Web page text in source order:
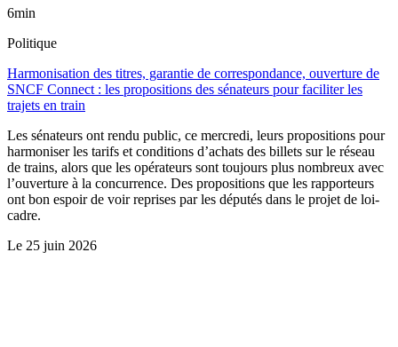
6min
Politique
Harmonisation des titres, garantie de correspondance, ouverture de
SNCF Connect : les propositions des sénateurs pour faciliter les
trajets en train
Les sénateurs ont rendu public, ce mercredi, leurs propositions pour
harmoniser les tarifs et conditions d’achats des billets sur le réseau
de trains, alors que les opérateurs sont toujours plus nombreux avec
l’ouverture à la concurrence. Des propositions que les rapporteurs
ont bon espoir de voir reprises par les députés dans le projet de loi-
cadre.
Le 25 juin 2026